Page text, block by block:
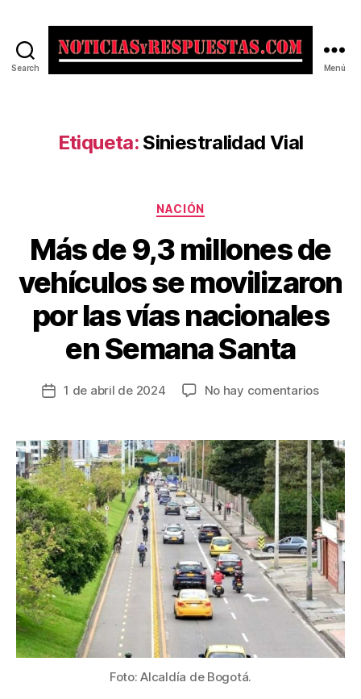
Search Menú
Etiqueta: Siniestralidad Vial
Categorías
NACIÓN
Más de 9,3 millones de
vehículos se movilizaron
por las vías nacionales
en Semana Santa
Fecha
entrada
1 de abril de 2024 No hay comentariosen
9,3
de
se
por
las
vías
en
Santa
Foto: Alcaldía de Bogotá.